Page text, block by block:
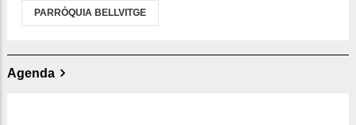
PARRÒQUIA BELLVITGE
Agenda